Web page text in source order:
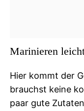
Marinieren
Hier kommt der
brauchst keine
paar gute